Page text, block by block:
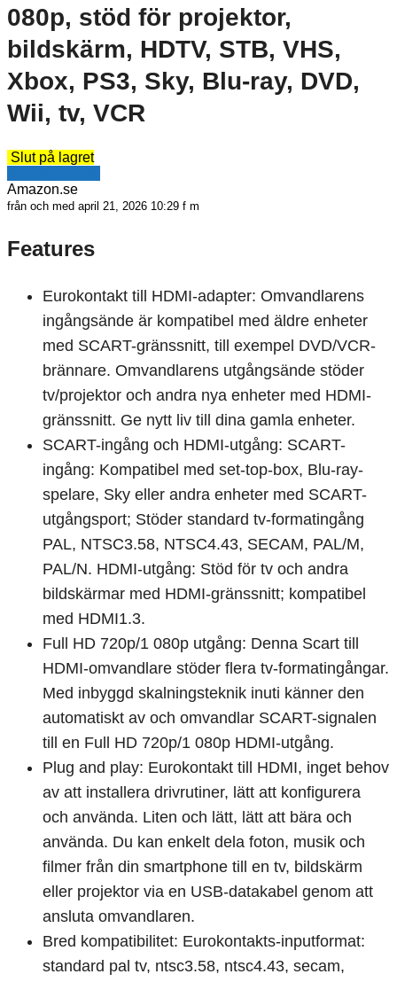
080p, stöd för projektor,
bildskärm, HDTV, STB, VHS,
Xbox, PS3, Sky, Blu-ray, DVD,
Wii, tv, VCR
Slut på lagret
Amazon.se
från och med april 21, 2026 10:29 f m
Features
Eurokontakt till HDMI-adapter: Omvandlarens
ingångsände är kompatibel med äldre enheter
med SCART-gränssnitt, till exempel DVD/VCR-
brännare. Omvandlarens utgångsände stöder
tv/projektor och andra nya enheter med HDMI-
gränssnitt. Ge nytt liv till dina gamla enheter.
SCART-ingång och HDMI-utgång: SCART-
ingång: Kompatibel med set-top-box, Blu-ray-
spelare, Sky eller andra enheter med SCART-
utgångsport; Stöder standard tv-formatingång
PAL, NTSC3.58, NTSC4.43, SECAM, PAL/M,
PAL/N. HDMI-utgång: Stöd för tv och andra
bildskärmar med HDMI-gränssnitt; kompatibel
med HDMI1.3.
Full HD 720p/1 080p utgång: Denna Scart till
HDMI-omvandlare stöder flera tv-formatingångar.
Med inbyggd skalningsteknik inuti känner den
automatiskt av och omvandlar SCART-signalen
till en Full HD 720p/1 080p HDMI-utgång.
Plug and play: Eurokontakt till HDMI, inget behov
av att installera drivrutiner, lätt att konfigurera
och använda. Liten och lätt, lätt att bära och
använda. Du kan enkelt dela foton, musik och
filmer från din smartphone till en tv, bildskärm
eller projektor via en USB-datakabel genom att
ansluta omvandlaren.
Bred kompatibilitet: Eurokontakts-inputformat:
standard pal tv, ntsc3.58, ntsc4.43, secam,